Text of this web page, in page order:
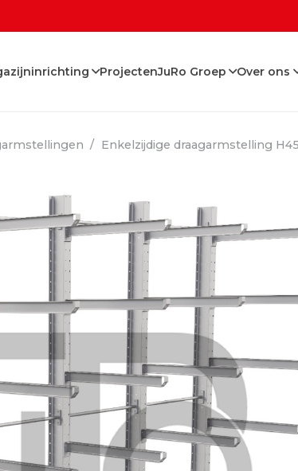
ProjectenJuRo Groep Over ons
/ Enkelzijdige draagarmstelling